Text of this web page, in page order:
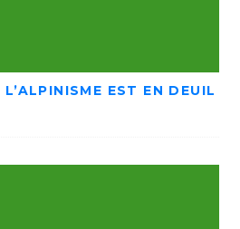
EST EN DEUIL